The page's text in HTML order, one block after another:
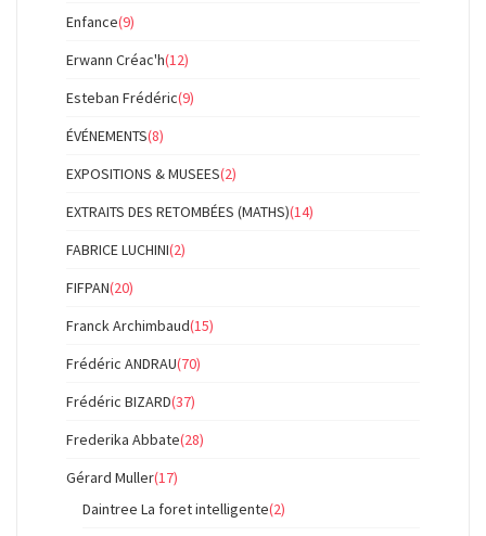
Enfance(9)
Erwann Créac'h(12)
Esteban Frédéric(9)
ÉVÉNEMENTS(8)
EXPOSITIONS & MUSEES(2)
EXTRAITS DES RETOMBÉES (MATHS)(14)
FABRICE LUCHINI(2)
FIFPAN(20)
Franck Archimbaud(15)
Frédéric ANDRAU(70)
Frédéric BIZARD(37)
Frederika Abbate(28)
Gérard Muller(17)
Daintree La foret intelligente(2)